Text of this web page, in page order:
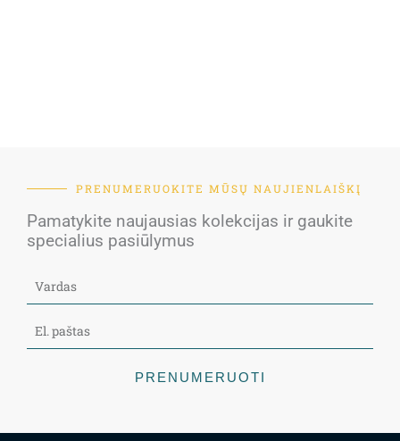
PRENUMERUOKITE MŪSŲ NAUJIENLAIŠKĮ
Pamatykite naujausias kolekcijas ir gaukite
specialius pasiūlymus
PRENUMERUOTI